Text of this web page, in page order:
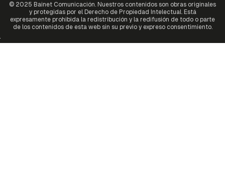
© 2025 Bainet Comunicación. Nuestros contenidos son obras originales
y protegidas por el Derecho de Propiedad Intelectual. Está
expresamente prohibida la redistribución y la redifusión de todo o parte
de los contenidos de esta web sin su previo y expreso consentimiento.